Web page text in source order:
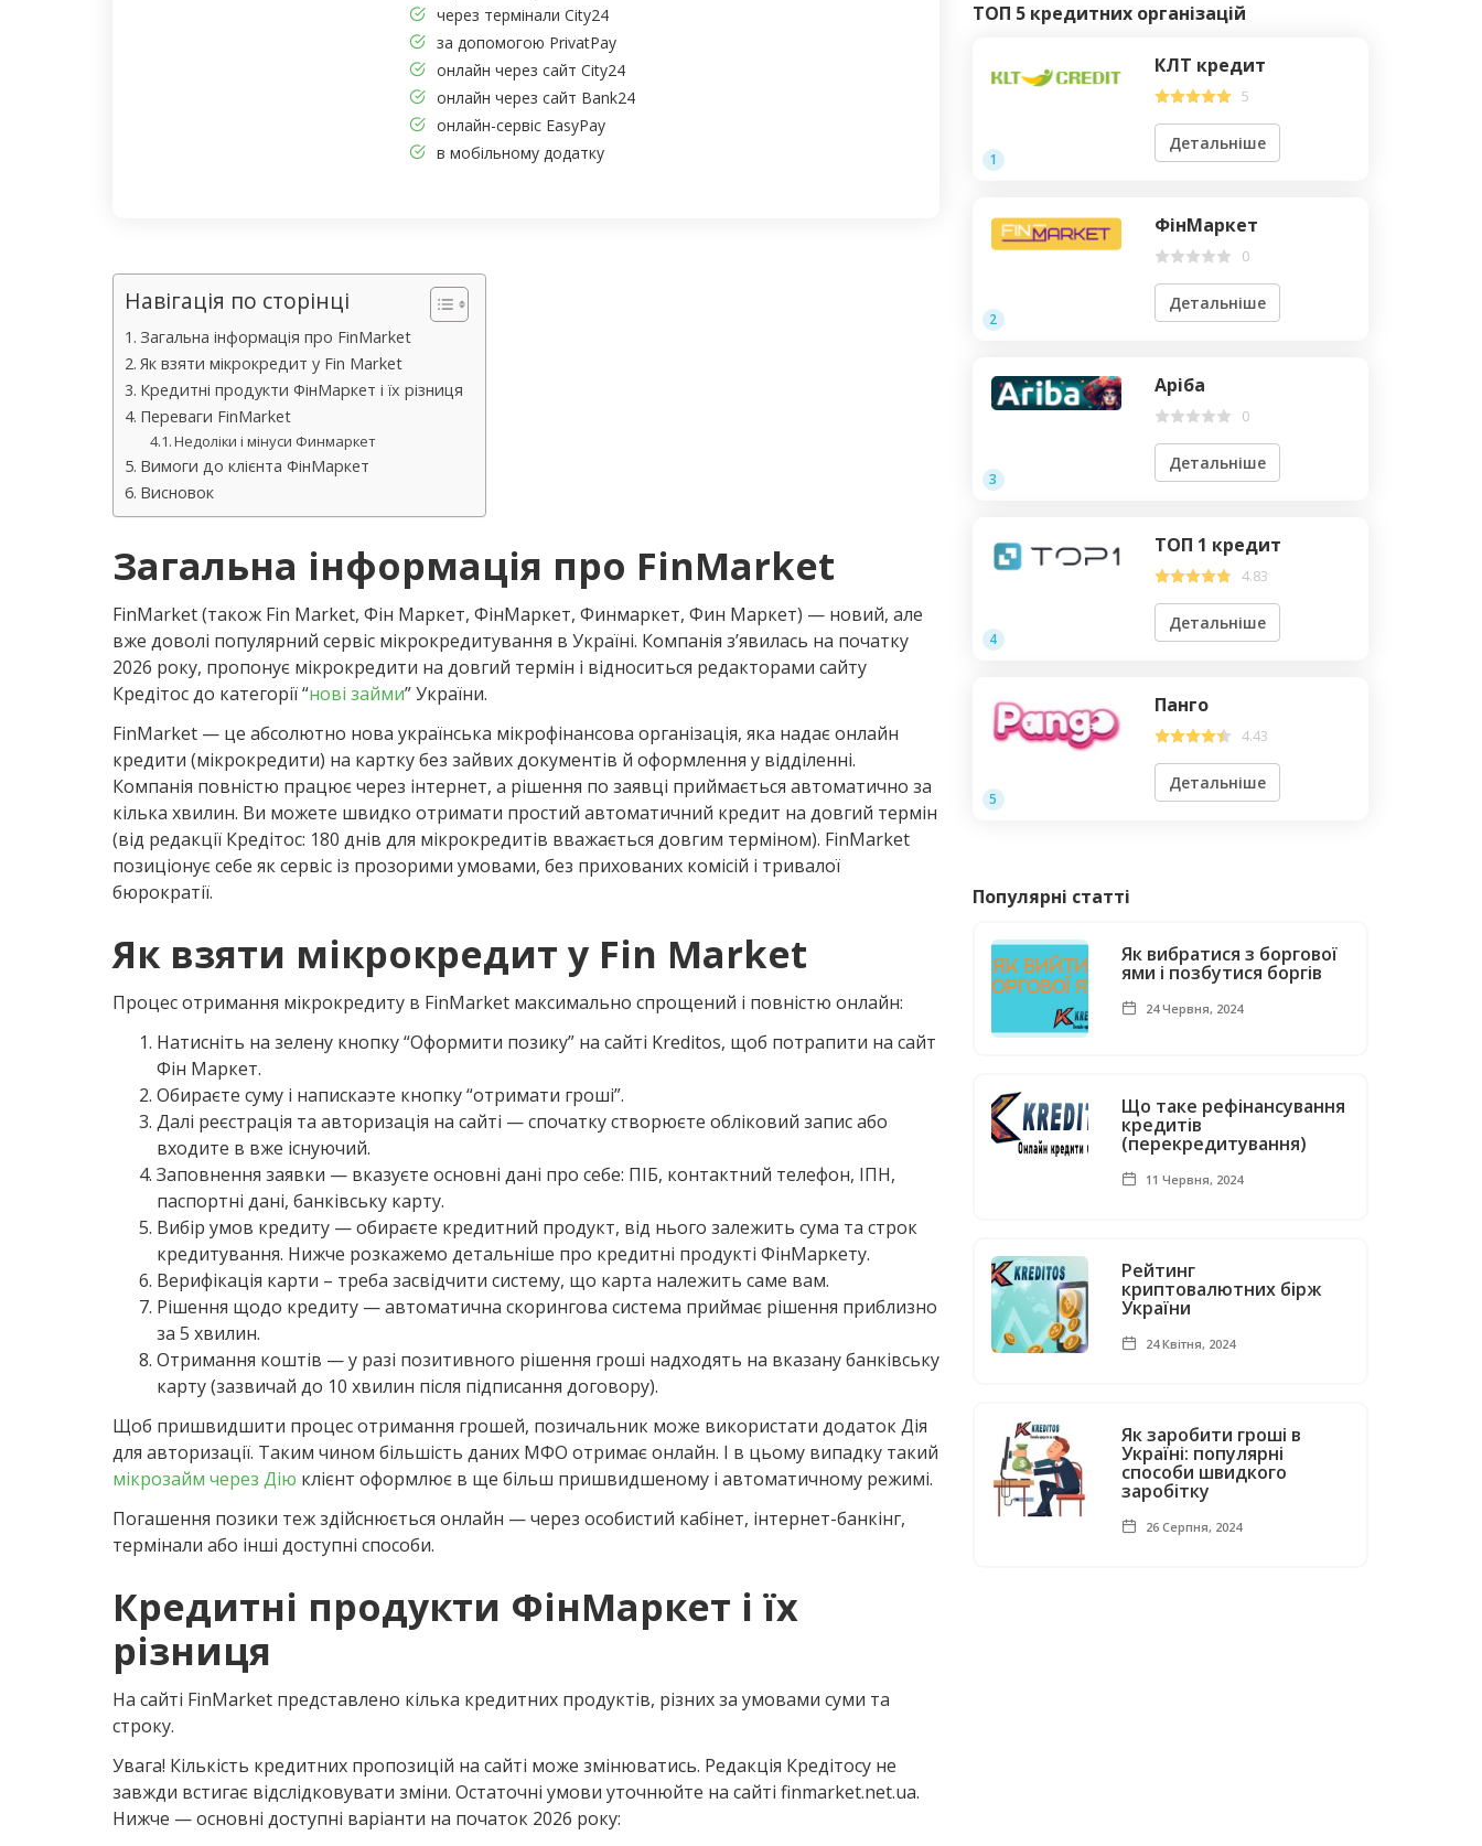
через термінали City24
за допомогою PrivatPay
онлайн через сайт City24
онлайн через сайт Bank24
онлайн-сервіс EasyPay
в мобільному додатку
Навігація по сторінці
Загальна інформація про FinMarket
Як взяти мікрокредит у Fin Market
Кредитні продукти ФінМаркет і їх різниця
Переваги FinMarket
Недоліки і мінуси Финмаркет
Вимоги до клієнта ФінМаркет
Висновок
Загальна інформація про FinMarket
FinMarket (також Fin Market, Фін Маркет, ФінМаркет, Финмаркет, Фин Маркет) — новий, але
вже доволі популярний сервіс мікрокредитування в Україні. Компанія з’явилась на початку
2026 року, пропонує мікрокредити на довгий термін і відноситься редакторами сайту
Кредітос до категорії “нові займи” України.
FinMarket — це абсолютно нова українська мікрофінансова організація, яка надає онлайн
кредити (мікрокредити) на картку без зайвих документів й оформлення у відділенні.
Компанія повністю працює через інтернет, а рішення по заявці приймається автоматично за
кілька хвилин. Ви можете швидко отримати простий автоматичний кредит на довгий термін
(від редакції Кредітос: 180 днів для мікрокредитів вважається довгим терміном). FinMarket
позиціонує себе як сервіс із прозорими умовами, без прихованих комісій і тривалої
бюрократії.
Як взяти мікрокредит у Fin Market
Процес отримання мікрокредиту в FinMarket максимально спрощений і повністю онлайн:
Натисніть на зелену кнопку “Оформити позику” на сайті Kreditos, щоб потрапити на сайт
Фін Маркет.
Обираєте суму і напискаэте кнопку “отримати гроші”.
Далі реєстрація та авторизація на сайті — спочатку створюєте обліковий запис або
входите в вже існуючий.
Заповнення заявки — вказуєте основні дані про себе: ПІБ, контактний телефон, ІПН,
паспортні дані, банківську карту.
Вибір умов кредиту — обираєте кредитний продукт, від нього залежить сума та строк
кредитування. Нижче розкажемо детальніше про кредитні продукті ФінМаркету.
Верифікація карти – треба засвідчити систему, що карта належить саме вам.
Рішення щодо кредиту — автоматична скорингова система приймає рішення приблизно
за 5 хвилин.
Отримання коштів — у разі позитивного рішення гроші надходять на вказану банківську
карту (зазвичай до 10 хвилин після підписання договору).
Щоб пришвидшити процес отримання грошей, позичальник може використати додаток Дія
для авторизації. Таким чином більшість даних МФО отримає онлайн. І в цьому випадку такий
мікрозайм через Дію клієнт оформлює в ще більш пришвидшеному і автоматичному режимі.
Погашення позики теж здійснюється онлайн — через особистий кабінет, інтернет-банкінг,
термінали або інші доступні способи.
Кредитні продукти ФінМаркет і їх
різниця
На сайті FinMarket представлено кілька кредитних продуктів, різних за умовами суми та
строку.
Увага! Кількість кредитних пропозицій на сайті може змінюватись. Редакція Кредітосу не
завжди встигає відслідковувати зміни. Остаточні умови уточнюйте на сайті finmarket.net.ua.
Нижче — основні доступні варіанти на початок 2026 року:
ТОП 5 кредитних організацій
1
КЛТ кредит
5
Детальніше
2
ФінМаркет
0
Детальніше
3
Аріба
0
Детальніше
4
ТОП 1 кредит
4.83
Детальніше
5
Панго
4.43
Детальніше
Популярні статті
Як вибратися з боргової
ями і позбутися боргів
24 Червня, 2024
Що таке рефінансування
кредитів
(перекредитування)
11 Червня, 2024
Рейтинг
криптовалютних бірж
України
24 Квітня, 2024
Як заробити гроші в
Україні: популярні
способи швидкого
заробітку
26 Серпня, 2024